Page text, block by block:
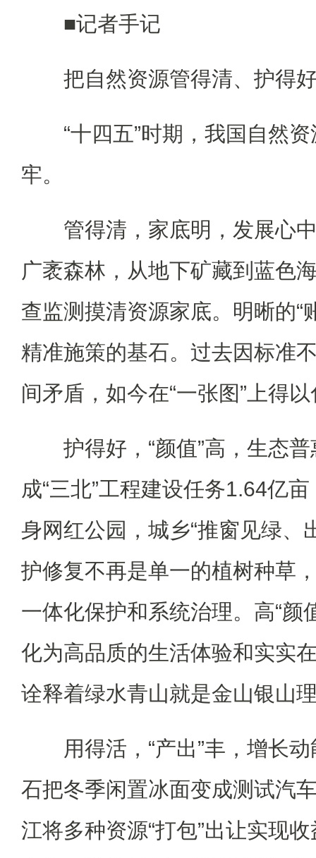
■记者手记
把自然资源管得清、护得好
“十四五”时期，我国自然资
牢。
管得清，家底明，发展心中
广袤森林，从地下矿藏到蓝色
查监测摸清资源家底。明晰的“
精准施策的基石。过去因标准
间矛盾，如今在“一张图”上得
护得好，“颜值”高，生态普
成“三北”工程建设任务1.64亿
身网红公园，城乡“推窗见绿
护修复不再是单一的植树种草
一体化保护和系统治理。高“颜
化为高品质的生活体验和实实
诠释着绿水青山就是金山银山
用得活，“产出”丰，增长动
石把冬季闲置冰面变成测试汽
江将多种资源“打包”出让实现